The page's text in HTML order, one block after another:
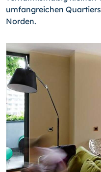
umfangreichen
Norden.